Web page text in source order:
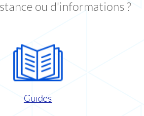
ou d'informations ?
Guides